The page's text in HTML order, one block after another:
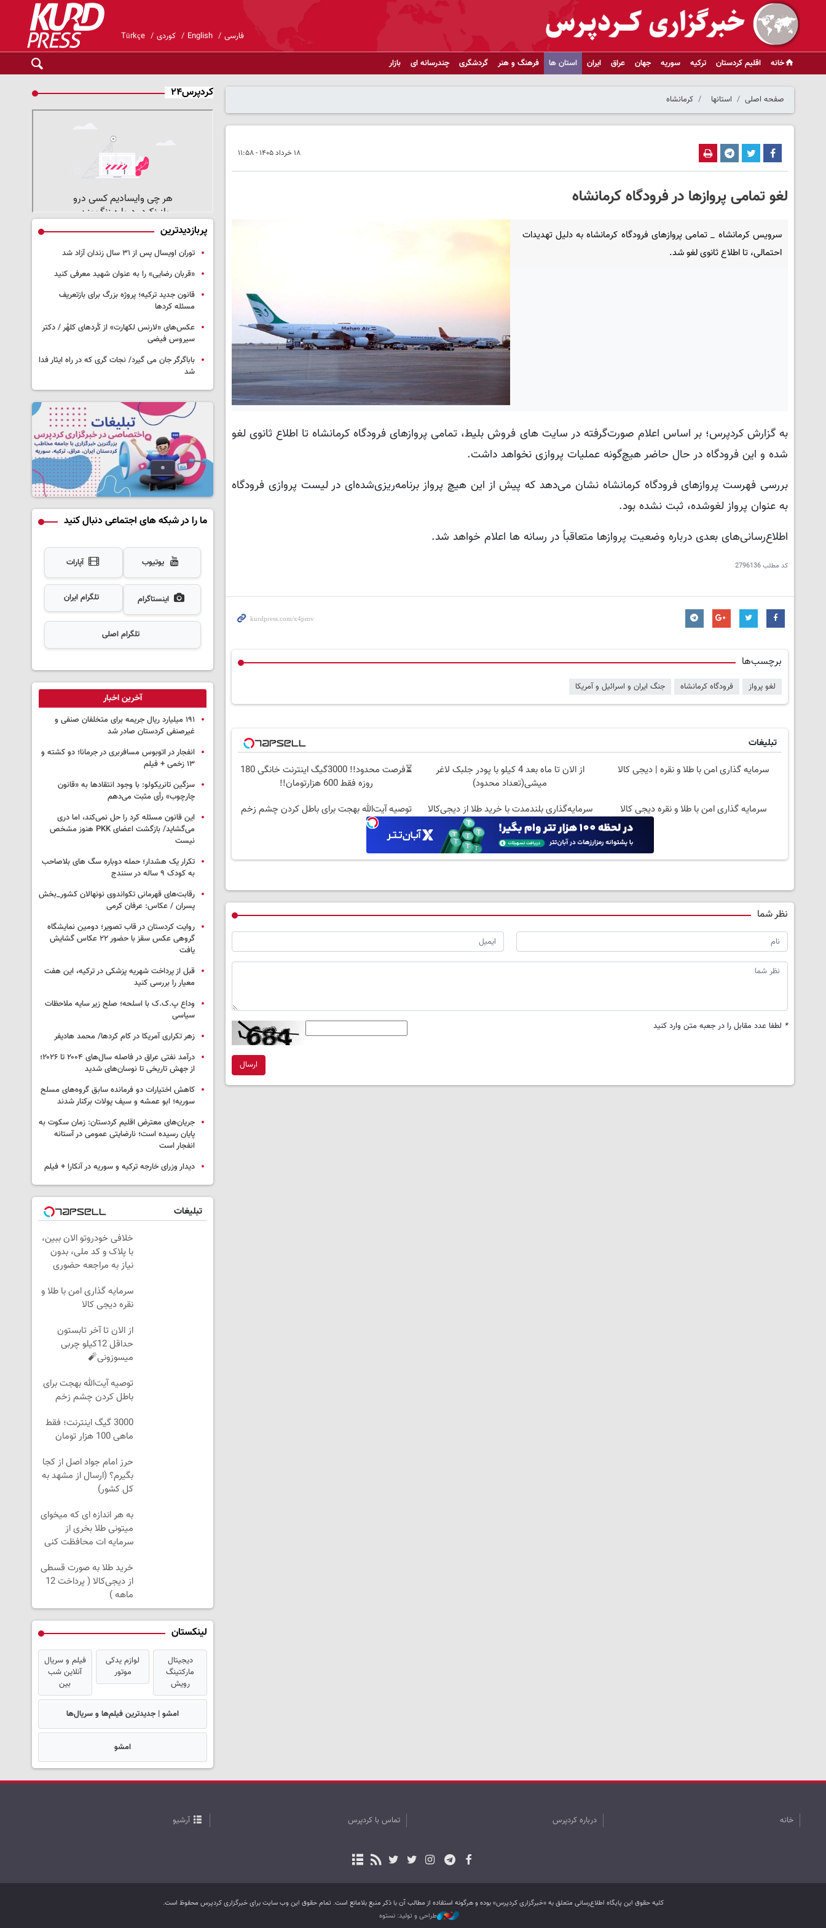
فارسی English کوردی Türkçe
خانه اقلیم کردستان ترکیه سوریه جهان عراق ایران استان ها فرهنگ و هنر گردشگری چندرسانه ای بازار
صفحه اصلی استانها کرمانشاه
۱۸ خرداد ۱۴۰۵ - ۱۱:۵۸
لغو تمامی پروازها در فرودگاه کرمانشاه
سرویس کرمانشاه _ تمامی پروازهای فرودگاه کرمانشاه به دلیل تهدیدات
احتمالی، تا اطلاع ثانوی لغو شد.
به گزارش کردپرس؛ بر اساس اعلام صورت‌گرفته در سایت های فروش بلیط، تمامی پروازهای فرودگاه کرمانشاه تا اطلاع ثانوی لغو
شده و این فرودگاه در حال حاضر هیچ‌گونه عملیات پروازی نخواهد داشت.
بررسی فهرست پروازهای فرودگاه کرمانشاه نشان می‌دهد که پیش از این هیچ پرواز برنامه‌ریزی‌شده‌ای در لیست پروازی فرودگاه
به عنوان پرواز لغوشده، ثبت نشده بود.
اطلاع‌رسانی‌های بعدی درباره وضعیت پروازها متعاقباً در رسانه ها اعلام خواهد شد.
کد مطلب2796136
برچسب‌ها
لغو پرواز فرودگاه کرمانشاه جنگ ایران و اسرائیل و آمریکا
تبلیغات
سرمایه گذاری امن با طلا و نقره | دیجی کالا
از الان تا ماه بعد 4 کیلو با پودر جلبک لاغر
میشی(تعداد محدود)
⏳فرصت محدود!! 3000گیگ اینترنت خانگی 180
روزه فقط 600 هزارتومان!!
سرمایه گذاری امن با طلا و نقره دیجی کالا
سرمایه‌گذاری بلندمدت با خرید طلا از دیجی‌کالا توصیه آیت‌الله بهجت برای باطل کردن چشم زخم
نظر شما
* لطفا عدد مقابل را در جعبه متن وارد کنید
ارسال
کردپرس۲۴
پربازدیدترین
توران اویسال پس از ۳۱ سال زندان آزاد شد
«قربان رضایی» را به عنوان شهید معرفی کنید
قانون جدید ترکیه؛ پروژه بزرگ‌ برای بازتعریف
مسئله کردها
عکس‌های «لارنس لکهارت» از کُردهای کلهُر / دکتر
سیروس فیضی
باباگرگر جان می گیرد/ نجات گری که در راه ایثار فدا
شد
ما را در شبکه های اجتماعی دنبال کنید
یوتیوب آپارات
اینستاگرام تلگرام ایران
تلگرام اصلی
آخرین اخبار
۱۹۱ میلیارد ریال جریمه برای متخلفان صنفی و
غیرصنفی کردستان صادر شد
انفجار در اتوبوس مسافربری در جرمانا؛ دو کشته و
۱۳ زخمی + فیلم
سزگین تانریکولو: با وجود انتقادها به «قانون
چارچوب» رأی مثبت می‌دهم
این قانون مسئله کرد را حل نمی‌کند، اما دری
می‌گشاید/ بازگشت اعضای PKK هنوز مشخص
نیست
تکرار یک هشدار؛ حمله دوباره سگ های بلاصاحب
به کودک ۹ ساله در سنندج
رقابت‌های قهرمانی تکواندوی نونهالان کشور_بخش
پسران / عکاس: عرفان کرمی
روایت کردستان در قاب تصویر؛ دومین نمایشگاه
گروهی عکس سقز با حضور ۲۲ عکاس گشایش
یافت
قبل از پرداخت شهریه پزشکی در ترکیه، این هفت
معیار را بررسی کنید
وداع پ.ک.ک با اسلحه؛ صلح زیر سایه ملاحظات
سیاسی
زهر تکراری آمریکا در کام کردها/ محمد هادیفر
درآمد نفتی عراق در فاصله سال‌های ۲۰۰۴ تا ۲۰۲۶؛
از جهش تاریخی تا نوسان‌های شدید
کاهش اختیارات دو فرمانده سابق گروه‌های مسلح
سوریه؛ ابو عمشه و سیف پولات برکنار شدند
جریان‌های معترض اقلیم کردستان: زمان سکوت به
پایان رسیده است؛ نارضایتی عمومی در آستانه
انفجار است
دیدار وزرای خارجه ترکیه و سوریه در آنکارا + فیلم
تبلیغات
خلافی خودروتو الان ببین،
با پلاک و کد ملی، بدون
نیاز به مراجعه حضوری
سرمایه گذاری امن با طلا و
نقره دیجی کالا
از الان تا آخر تابستون
حداقل 12کیلو چربی
میسوزونی🧨
توصیه آیت‌الله بهجت برای
باطل کردن چشم زخم
3000 گیگ اینترنت؛ فقط
ماهی 100 هزار تومان
حرز امام جواد اصل از کجا
بگیرم؟ (ارسال از مشهد به
کل کشور)
به هر اندازه ای که میخوای
میتونی طلا بخری از
سرمایه ات محافظت کنی
خرید طلا به صورت قسطی
از دیجی‌کالا ( پرداخت 12
ماهه )
لینکستان
دیجیتال
مارکتینگ
رویش
لوازم یدکی
موتور
فیلم و سریال
آنلاین شب
بین
امشو | جدیدترین فیلم‌ها و سریال‌ها
امشو
خانه درباره کردپرس تماس با کردپرس آرشیو
کليه حقوق اين پایگاه اطلاع‌رسانی متعلق به «خبرگزاری کردپرس» بوده و هرگونه استفاده از مطالب آن با ذکر منبع بلامانع است. تمام حقوق این وب سایت برای خبرگزاری کردپرس محفوظ است.
طراحی و تولید: نستوه